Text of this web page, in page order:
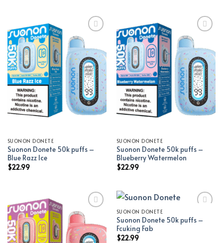
Add to wishlist
SUONON DONETE
Suonon Donete 50k puffs –
Blue Razz Ice
$22.99
Add to wishlist
SUONON DONETE
Suonon Donete 50k puffs –
Blueberry Watermelon
$22.99
Add to wishlist Add to wishlist
SUONON DONETE
Suonon Donete 50k puffs –
Fcuking Fab
$22.99